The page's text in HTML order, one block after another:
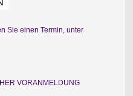
Sie einen Termin, unter
VORANMELDUNG